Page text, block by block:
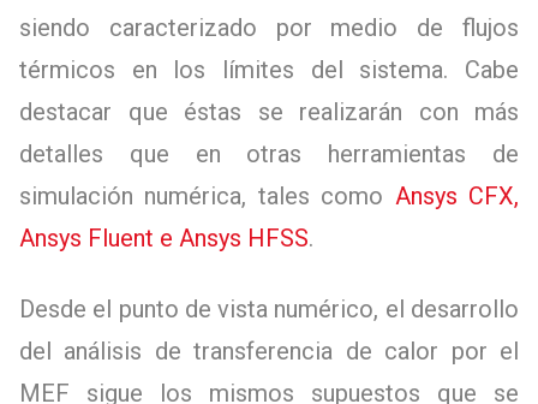
siendo caracterizado por medio de flujos
térmicos en los límites del sistema. Cabe
destacar que éstas se realizarán con más
detalles que en otras herramientas de
simulación numérica, tales como Ansys CFX,
Ansys Fluent e Ansys HFSS.
Desde el punto de vista numérico, el desarrollo
del análisis de transferencia de calor por el
MEF sigue los mismos supuestos que se